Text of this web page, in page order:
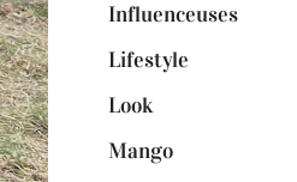
Influenceuses
Lifestyle
Look
Mango